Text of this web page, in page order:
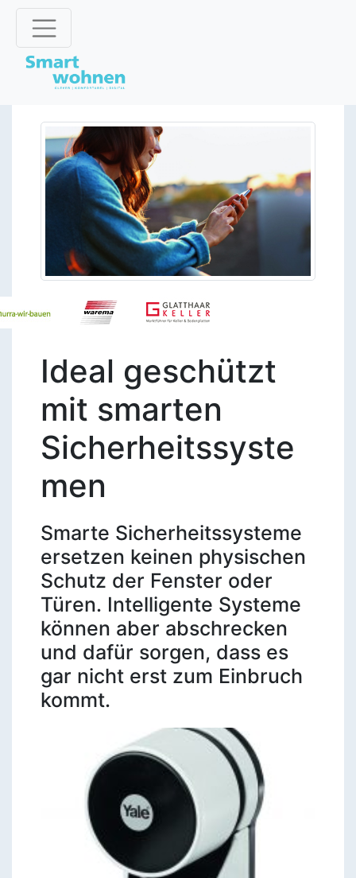
Ideal geschützt
mit smarten
Sicherheitssyste
men
Smarte Sicherheitssysteme
ersetzen keinen physischen
Schutz der Fenster oder
Türen. Intelligente Systeme
können aber abschrecken
und dafür sorgen, dass es
gar nicht erst zum Einbruch
kommt.